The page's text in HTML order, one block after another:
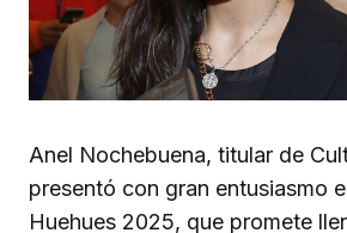
Anel Nochebuena, titular de
presentó con gran entusiasmo
Huehues 2025, que promete